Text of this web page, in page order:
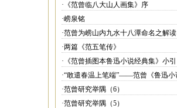
·《范曾临八大山人画集》序
·崂泉铭
·范曾为崂山内九水十八潭命名之解读
·两篇《范五笔传》
·《范曾插图本鲁迅小说经典集》小引
·“敢遣春温上笔端”——范曾《鲁迅小
·范曾研究举隅（6）
·范曾研究举隅（5）